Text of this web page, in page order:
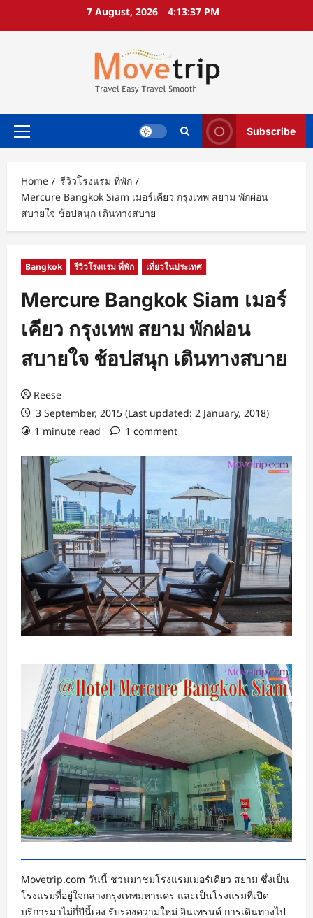
7 August, 2026 4:13:40 PM
Primary
Subscribe
Home
รีวิวโรงแรม ที่พัก
Mercure Bangkok Siam เมอร์เคียว กรุงเทพ สยาม พักผ่อน
สบายใจ ช้อปสนุก เดินทางสบาย
Bangkok รีวิวโรงแรม ที่พัก เที่ยวในประเทศ
Mercure Bangkok Siam เมอร์
เคียว กรุงเทพ สยาม พักผ่อน
สบายใจ ช้อปสนุก เดินทางสบาย
Reese
3 September, 2015 (Last updated: 2 January, 2018)
1 minute read
1 comment
Movetrip.com วันนี้ ชวนมาชมโรงแรมเมอร์เคียว สยาม ซึ่งเป็น
โรงแรมที่อยู่ใจกลางกรุงเทพมหานคร และเป็นโรงแรมที่เปิด
บริการมาไม่กี่ปีนี้เอง รับรองความใหม่ อินเทรนด์ การเดินทางไป